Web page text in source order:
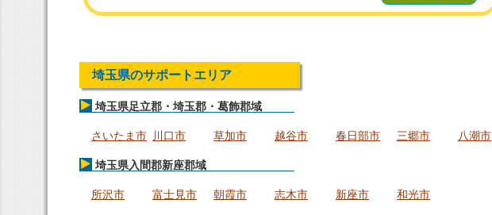
埼玉県のサポートエリア
埼玉県足立郡・埼玉郡・葛飾郡域
さいたま市 川口市 草加市 越谷市 春日部市 三郷市 八潮市
埼玉県入間郡新座郡域
所沢市 富士見市 朝霞市 志木市 新座市 和光市